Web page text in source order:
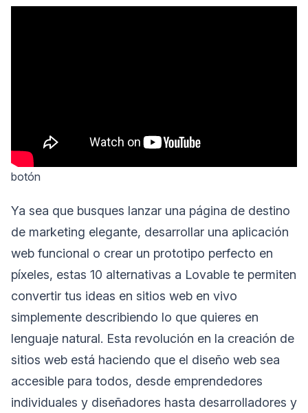
botón
Ya sea que busques lanzar una página de destino
de marketing elegante, desarrollar una aplicación
web funcional o crear un prototipo perfecto en
píxeles, estas 10 alternativas a Lovable te permiten
convertir tus ideas en sitios web en vivo
simplemente describiendo lo que quieres en
lenguaje natural. Esta revolución en la creación de
sitios web está haciendo que el diseño web sea
accesible para todos, desde emprendedores
individuales y diseñadores hasta desarrolladores y